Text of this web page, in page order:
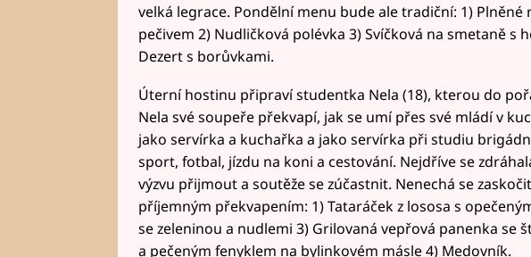
velká legrace. Pondělní menu bude ale tradiční: 1) Plněné
pečivem 2) Nudličková polévka 3) Svíčková na smetaně s
Dezert s borůvkami.
Úterní hostinu připraví studentka Nela (18), kterou do
Nela své soupeře překvapí, jak se umí přes své mládí v
jako servírka a kuchařka a jako servírka při studiu
sport, fotbal, jízdu na koni a cestování. Nejdříve se
výzvu přijmout a soutěže se zúčastnit. Nenechá se
příjemným překvapením: 1) Tataráček z lososa s
se zeleninou a nudlemi 3) Grilovaná vepřová panenka se
a pečeným fenyklem na bylinkovém másle 4) Medovník.